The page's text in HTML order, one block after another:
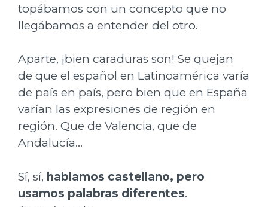
topábamos con un concepto que no
llegábamos a entender del otro.
Aparte, ¡bien caraduras son! Se quejan
de que el español en Latinoamérica varía
de país en país, pero bien que en España
varían las expresiones de región en
región. Que de Valencia, que de
Andalucía…
Sí, sí, hablamos castellano, pero
usamos palabras diferentes.